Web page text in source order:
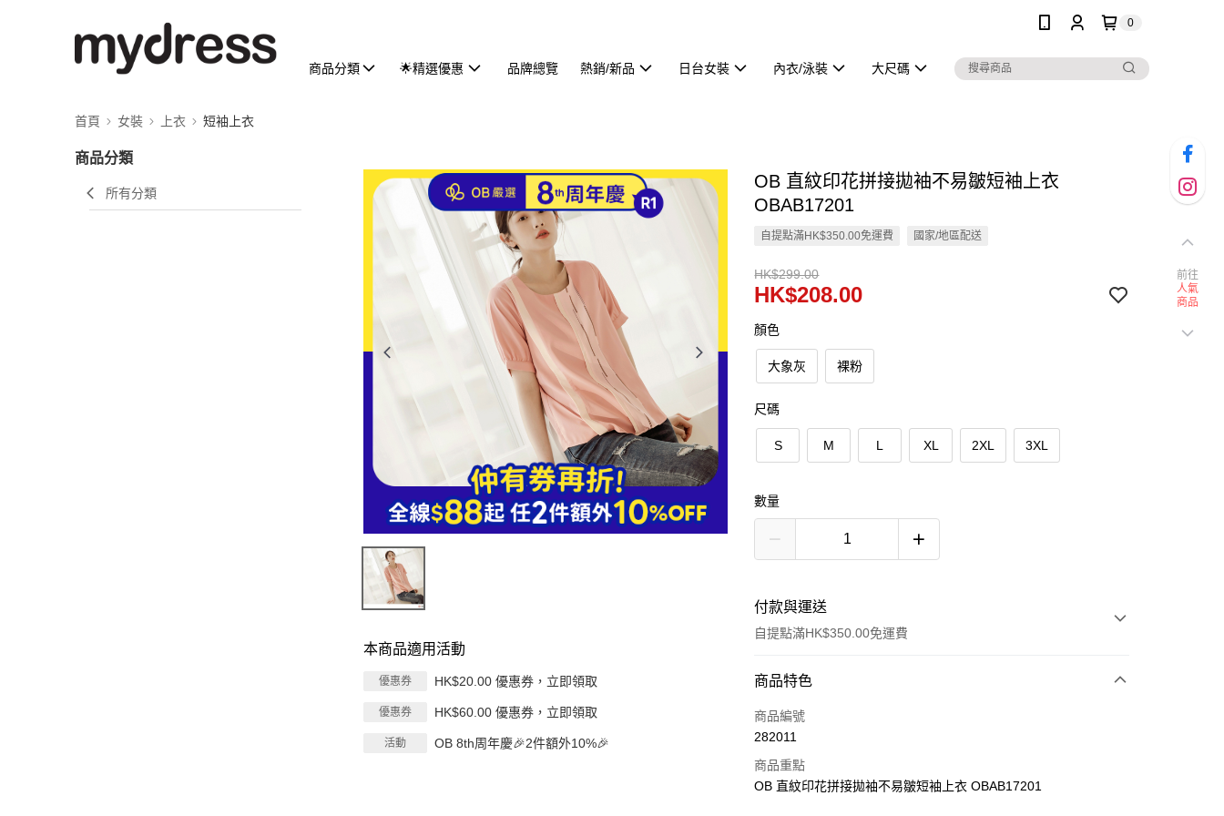
0
商品分類 🌟精選優惠 品牌總覽 熱銷/新品 日台女裝 內衣/泳裝 大尺碼
首頁 女裝 上衣 短袖上衣
商品分類
所有分類
本商品適用活動
優惠券 HK$20.00 優惠券，立即領取
優惠券 HK$60.00 優惠券，立即領取
活動 OB 8th周年慶🎉2件額外10%🎉
OB 直紋印花拼接拋袖不易皺短袖上衣
OBAB17201
自提點滿HK$350.00免運費 國家/地區配送
HK$299.00
HK$208.00
顏色
大象灰 裸粉
尺碼
S M L XL 2XL 3XL
數量
付款與運送
自提點滿HK$350.00免運費
付款方式
信用卡
AlipayHK
商品特色
商品編號
282011
商品重點
OB 直紋印花拼接拋袖不易皺短袖上衣 OBAB17201
前往
人氣
商品